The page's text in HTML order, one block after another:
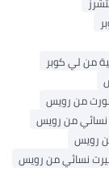
من لي كوبر
من رويس
من رويس
رويس
نسائي من رويس